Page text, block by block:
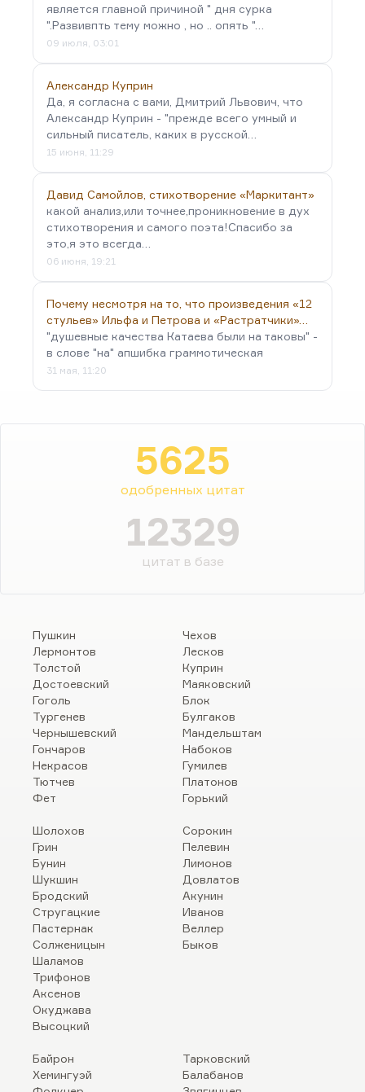
является главной причиной " дня сурка
".Развивпть тему можно , но .. опять "…
09 июля, 03:01
Александр Куприн
Да, я согласна с вами, Дмитрий Львович, что
Александр Куприн - "прежде всего умный и
сильный писатель, каких в русской…
15 июня, 11:29
Давид Самойлов, стихотворение «Маркитант»
какой анализ,или точнее,проникновение в дух
стихотворения и самого поэта!Спасибо за
это,я это всегда…
06 июня, 19:21
Почему несмотря на то, что произведения «12
стульев» Ильфа и Петрова и «Растратчики»…
"душевные качества Катаева были на таковы" -
в слове "на" апшибка граммотическая
31 мая, 11:20
5625
одобренных цитат
12329
цитат в базе
Пушкин
Лермонтов
Толстой
Достоевский
Гоголь
Тургенев
Чернышевский
Гончаров
Некрасов
Тютчев
Фет
Чехов
Лесков
Куприн
Маяковский
Блок
Булгаков
Мандельштам
Набоков
Гумилев
Платонов
Горький
Шолохов
Грин
Бунин
Шукшин
Бродский
Стругацкие
Пастернак
Солженицын
Шаламов
Трифонов
Аксенов
Окуджава
Высоцкий
Сорокин
Пелевин
Лимонов
Довлатов
Акунин
Иванов
Веллер
Быков
Байрон
Хемингуэй
Тарковский
Балабанов